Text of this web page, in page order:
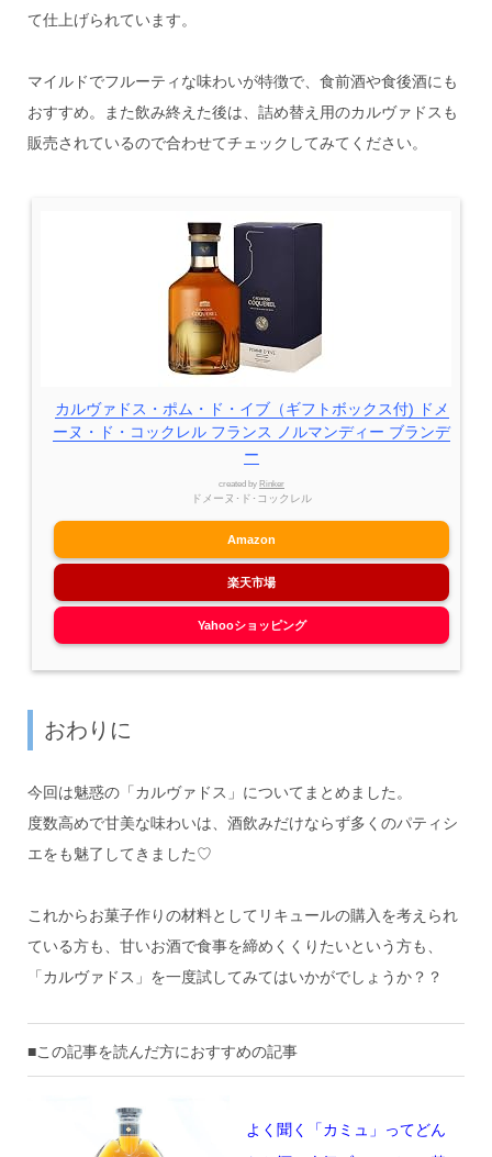
て仕上げられています。
マイルドでフルーティな味わいが特徴で、食前酒や食後酒にも
おすすめ。また飲み終えた後は、詰め替え用のカルヴァドスも
販売されているので合わせてチェックしてみてください。
カルヴァドス・ポム・ド・イブ（ギフトボックス付) ドメ
ーヌ・ド・コックレル フランス ノルマンディー ブランデ
ー
created by Rinker
ドメーヌ･ド･コックレル
Amazon
楽天市場
Yahooショッピング
おわりに
今回は魅惑の「カルヴァドス」についてまとめました。
度数高めで甘美な味わいは、酒飲みだけならず多くのパティシ
エをも魅了してきました♡
これからお菓子作りの材料としてリキュールの購入を考えられ
ている方も、甘いお酒で食事を締めくくりたいという方も、
「カルヴァドス」を一度試してみてはいかがでしょうか？？
■この記事を読んだ方におすすめの記事
よく聞く「カミュ」ってどん